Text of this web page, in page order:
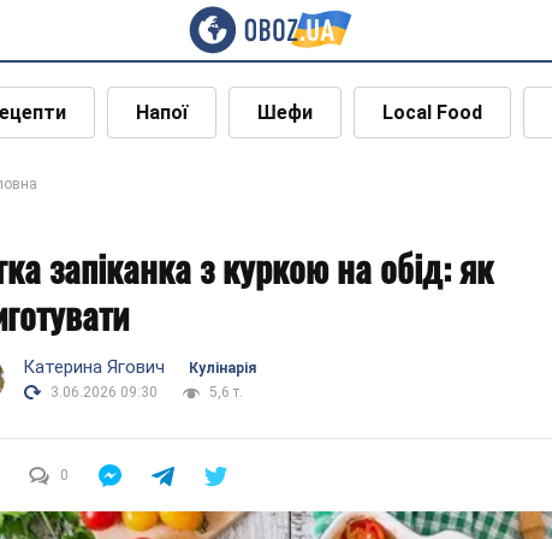
Напої Шефи Local Food
запіканка з куркою на обід: як
Катерина Ягович
Кулінарія
3.06.2026 09:30
5,6 т.
0